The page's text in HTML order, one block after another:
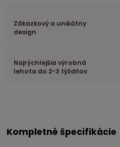
Zákazkový a unikátny
design
Najrýchlejšia výrobná
lehota do 2-3 týždňov
Kompletné špecifikácie